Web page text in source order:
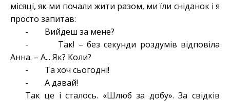
місяці, як ми почали жити разом, ми їли сніданок і я
просто запитав:
- Вийдеш за мене?
- Так! – без секунди роздумів відповіла
Анна. – А... Як? Коли?
- Та хоч сьогодні!
- А давай!
Так це і сталось. «Шлюб за добу». За свідків